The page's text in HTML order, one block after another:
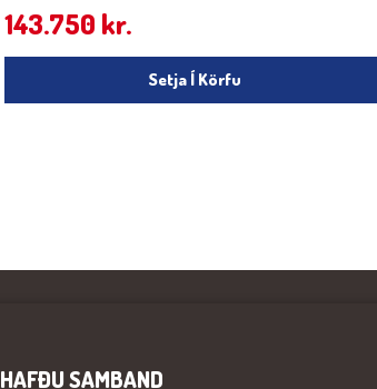
143.750 kr.
Setja Í Körfu
HAFÐU SAMBAND